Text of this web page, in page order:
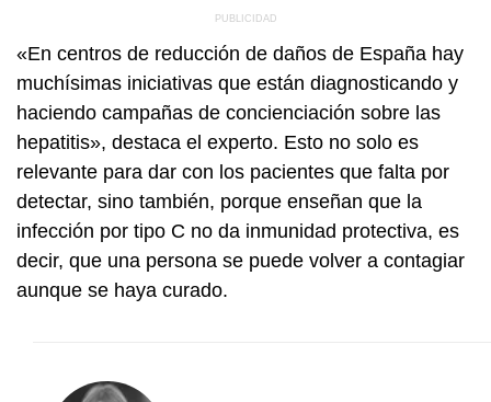
«En centros de reducción de daños de España hay
muchísimas iniciativas que están diagnosticando y
haciendo campañas de concienciación sobre las
hepatitis», destaca el experto. Esto no solo es
relevante para dar con los pacientes que falta por
detectar, sino también, porque enseñan que la
infección por tipo C no da inmunidad protectiva, es
decir, que una persona se puede volver a contagiar
aunque se haya curado.